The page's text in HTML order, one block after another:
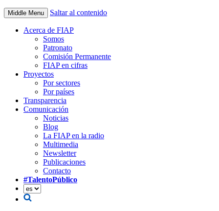
Middle Menu Saltar al contenido
Acerca de FIAP
Somos
Patronato
Comisión Permanente
FIAP en cifras
Proyectos
Por sectores
Por países
Transparencia
Comunicación
Noticias
Blog
La FIAP en la radio
Multimedia
Newsletter
Publicaciones
Contacto
#TalentoPúblico